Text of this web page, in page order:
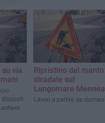
via
disposti
Ripristino del manto
stradale sul
Lungomare Mennea
Lavori a partire da domani